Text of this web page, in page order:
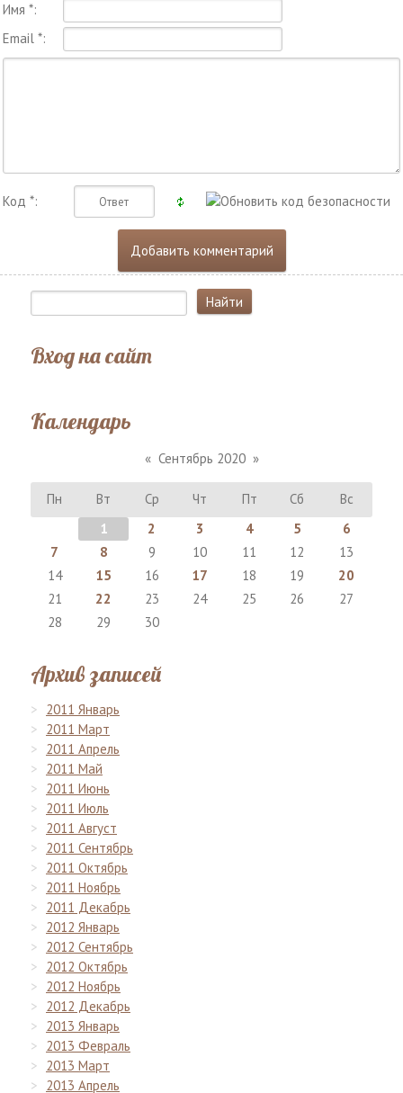
Имя *:
Email *:
Код *:
Вход на сайт
Календарь
« Сентябрь 2020 »
Пн Вт Ср Чт Пт Сб
Вс
1
2 3 4 5
6
7
8 9 10 11 12
13
14
15 16 17 18 19
20
21
22 23 24 25 26
27
28
29 30
Архив записей
2011 Январь
2011 Март
2011 Апрель
2011 Май
2011 Июнь
2011 Июль
2011 Август
2011 Сентябрь
2011 Октябрь
2011 Ноябрь
2011 Декабрь
2012 Январь
2012 Сентябрь
2012 Октябрь
2012 Ноябрь
2012 Декабрь
2013 Январь
2013 Февраль
2013 Март
2013 Апрель